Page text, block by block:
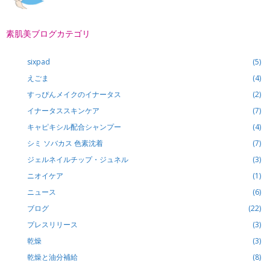
素肌美ブログカテゴリ
sixpad
(5)
えごま
(4)
すっぴんメイクのイナータス
(2)
イナータススキンケア
(7)
キャピキシル配合シャンプー
(4)
シミ ソバカス 色素沈着
(7)
ジェルネイルチップ・ジュネル
(3)
ニオイケア
(1)
ニュース
(6)
ブログ
(22)
プレスリリース
(3)
乾燥
(3)
乾燥と油分補給
(8)